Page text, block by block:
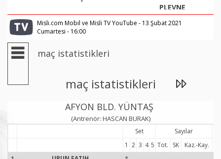
PLEVNE
Misli.com Mobil ve Misli TV YouTube - 13 Şubat 2021
Cumartesi - 16:00
maç istatistikleri
maç istatistikleri
AFYON BLD. YÜNTAŞ
(Antrenör: HASCAN BURAK)
Set
Sayılar
1 2 3 4 5 Tot. SK Kaz.-Kay.